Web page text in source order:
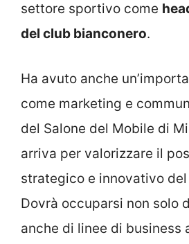
settore sportivo come
del club bianconero.
Ha avuto anche
come marketing e
del Salone del Mobile di
arriva per valorizzare il
strategico e innovativo
Dovrà occuparsi non solo
anche di linee di business